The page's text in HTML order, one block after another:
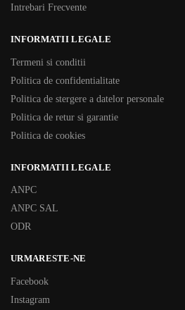
Intrebari Frecvente
INFORMATII LEGALE
Termeni si conditii
Politica de confidentialitate
Politica de stergere a datelor personale
Politica de retur si garantie
Politica de cookies
INFORMATII LEGALE
ANPC
ANPC SAL
ODR
URMARESTE-NE
Facebook
Instagram